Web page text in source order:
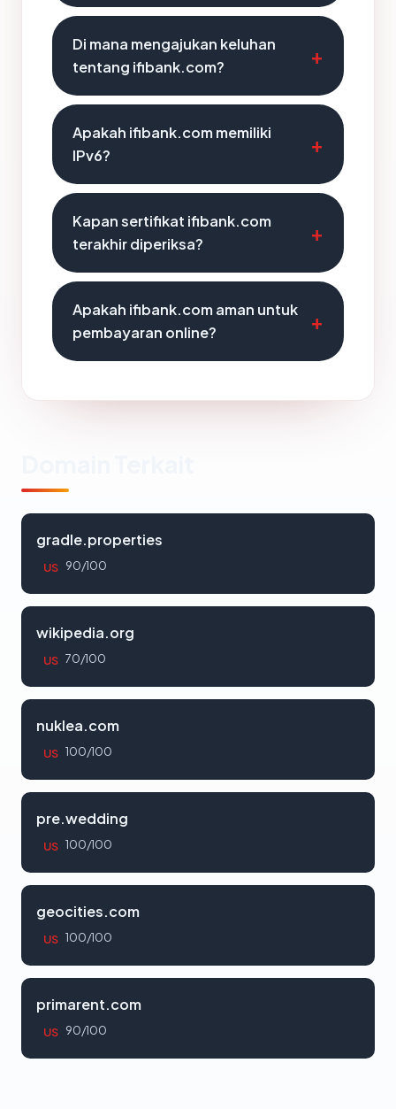
Di mana mengajukan keluhan
tentang ifibank.com?
Apakah ifibank.com memiliki
IPv6?
Kapan sertifikat ifibank.com
terakhir diperiksa?
Apakah ifibank.com aman untuk
pembayaran online?
gradle.properties
US 90/100
wikipedia.org
US 70/100
nuklea.com
US 100/100
pre.wedding
US 100/100
geocities.com
US 100/100
primarent.com
US 90/100